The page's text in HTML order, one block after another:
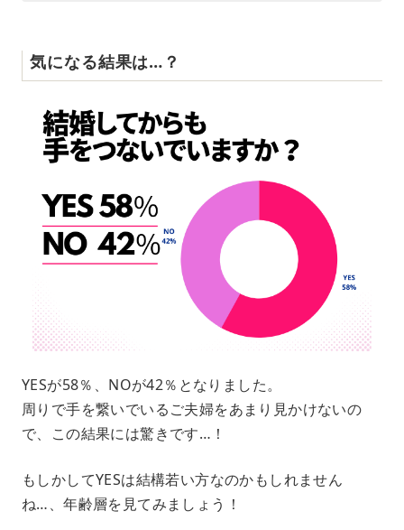
気になる結果は…？
YESが58％、NOが42％となりました。
周りで手を繋いでいるご夫婦をあまり見かけないの
で、この結果には驚きです…！
もしかしてYESは結構若い方なのかもしれません
ね…、年齢層を見てみましょう！